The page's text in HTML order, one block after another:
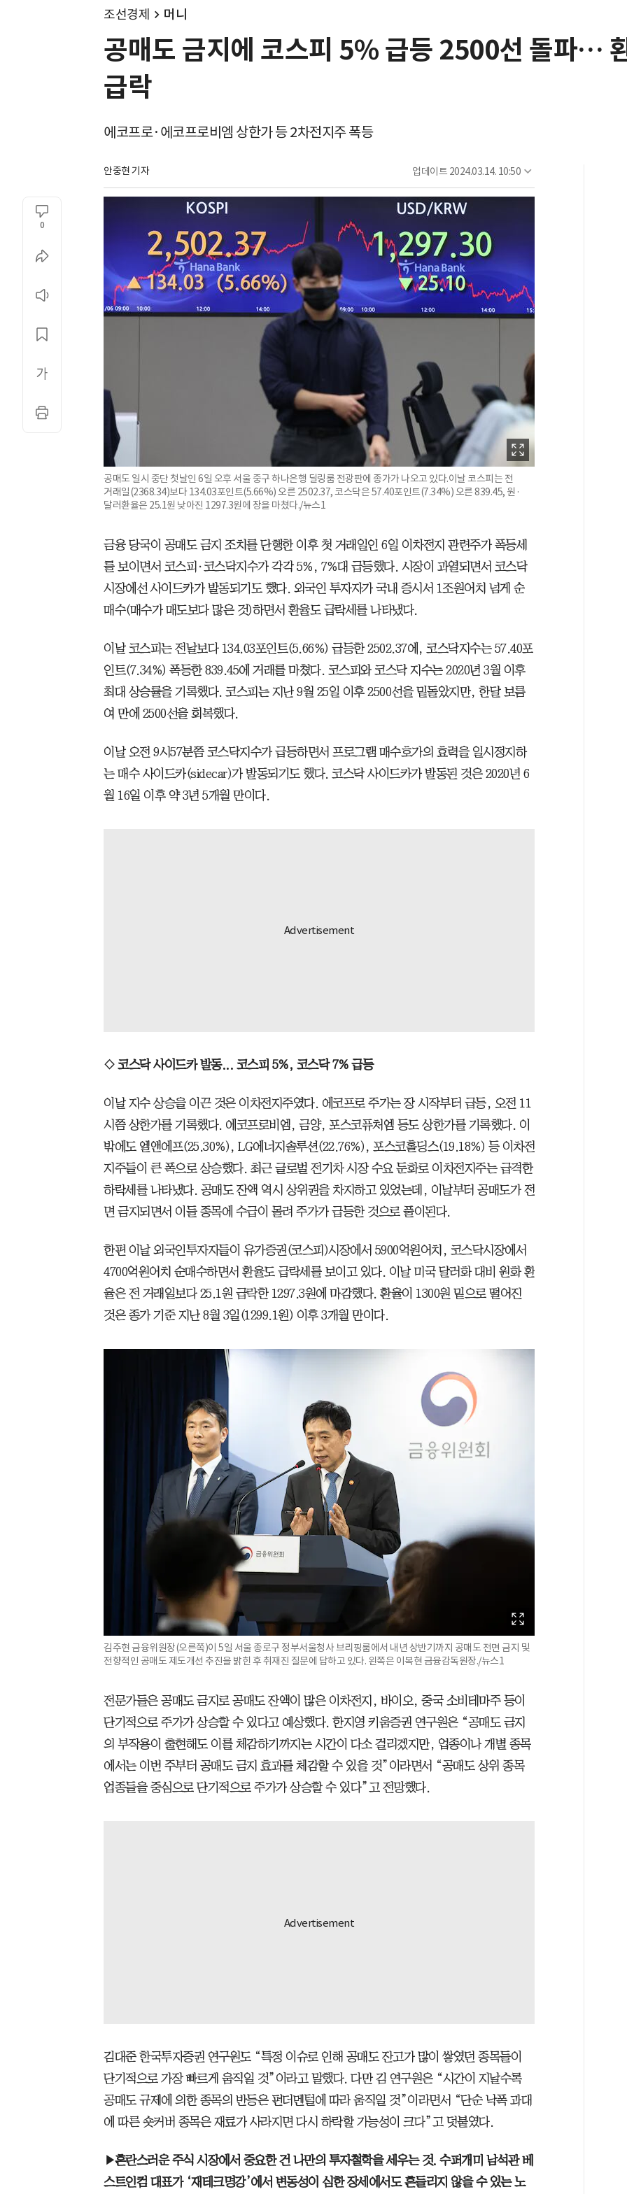
조선경제 머니
공매도 금지에 코스피 5% 급등 2500선 돌파…
급락
에코프로·에코프로비엠 상한가 등 2차전지주 폭등
안중현 기자 업데이트 2024.03.14. 10:50
0
공매도 일시 중단 첫날인 6일 오후 서울 중구 하나은행 딜링룸 전광판에 종가가 나오고 있다.이날 코스피는 전
거래일(2368.34)보다 134.03포인트(5.66%) 오른 2502.37, 코스닥은 57.40포인트(7.34%) 오른 839.45, 원·
달러환율은 25.1원 낮아진 1297.3원에 장을 마쳤다./뉴스1
금융 당국이 공매도 금지 조치를 단행한 이후 첫 거래일인 6일 이차전지 관련주가 폭등세
를 보이면서 코스피·코스닥지수가 각각 5%, 7%대 급등했다. 시장이 과열되면서 코스닥
시장에선 사이드카가 발동되기도 했다. 외국인 투자자가 국내 증시서 1조원어치 넘게 순
매수(매수가 매도보다 많은 것)하면서 환율도 급락세를 나타냈다.
이날 코스피는 전날보다 134.03포인트(5.66%) 급등한 2502.37에, 코스닥지수는 57.40포
인트(7.34%) 폭등한 839.45에 거래를 마쳤다. 코스피와 코스닥 지수는 2020년 3월 이후
최대 상승률을 기록했다. 코스피는 지난 9월 25일 이후 2500선을 밑돌았지만, 한달 보름
여 만에 2500선을 회복했다.
이날 오전 9시57분쯤 코스닥지수가 급등하면서 프로그램 매수호가의 효력을 일시정지하
는 매수 사이드카(sidecar)가 발동되기도 했다. 코스닥 사이드카가 발동된 것은 2020년 6
월 16일 이후 약 3년 5개월 만이다.
◇ 코스닥 사이드카 발동... 코스피 5%, 코스닥 7% 급등
이날 지수 상승을 이끈 것은 이차전지주였다. 에코프로 주가는 장 시작부터 급등, 오전 11
시쯤 상한가를 기록했다. 에코프로비엠, 금양, 포스코퓨처엠 등도 상한가를 기록했다. 이
밖에도 엘앤에프(25.30%), LG에너지솔루션(22.76%), 포스코홀딩스(19.18%) 등 이차전
지주들이 큰 폭으로 상승했다. 최근 글로벌 전기차 시장 수요 둔화로 이차전지주는 급격한
하락세를 나타냈다. 공매도 잔액 역시 상위권을 차지하고 있었는데, 이날부터 공매도가 전
면 금지되면서 이들 종목에 수급이 몰려 주가가 급등한 것으로 풀이된다.
한편 이날 외국인투자자들이 유가증권(코스피)시장에서 5900억원어치, 코스닥시장에서
4700억원어치 순매수하면서 환율도 급락세를 보이고 있다. 이날 미국 달러화 대비 원화 환
율은 전 거래일보다 25.1원 급락한 1297.3원에 마감했다. 환율이 1300원 밑으로 떨어진
것은 종가 기준 지난 8월 3일(1299.1원) 이후 3개월 만이다.
김주현 금융위원장(오른쪽)이 5일 서울 종로구 정부서울청사 브리핑룸에서 내년 상반기까지 공매도 전면 금지 및
전향적인 공매도 제도개선 추진을 밝힌 후 취재진 질문에 답하고 있다. 왼쪽은 이복현 금융감독원장./뉴스1
전문가들은 공매도 금지로 공매도 잔액이 많은 이차전지, 바이오, 중국 소비테마주 등이
단기적으로 주가가 상승할 수 있다고 예상했다. 한지영 키움증권 연구원은 “공매도 금지
의 부작용이 출현해도 이를 체감하기까지는 시간이 다소 걸리겠지만, 업종이나 개별 종목
에서는 이번 주부터 공매도 금지 효과를 체감할 수 있을 것”이라면서 “공매도 상위 종목
업종들을 중심으로 단기적으로 주가가 상승할 수 있다”고 전망했다.
김대준 한국투자증권 연구원도 “특정 이슈로 인해 공매도 잔고가 많이 쌓였던 종목들이
단기적으로 가장 빠르게 움직일 것”이라고 말했다. 다만 김 연구원은 “시간이 지날수록
공매도 규제에 의한 종목의 반등은 펀더멘털에 따라 움직일 것”이라면서 “단순 낙폭 과대
에 따른 숏커버 종목은 재료가 사라지면 다시 하락할 가능성이 크다”고 덧붙였다.
▶혼란스러운 주식 시장에서 중요한 건 나만의 투자철학을 세우는 것. 수퍼개미 남석관 베
스트인컴 대표가 ‘재테크명강’에서 변동성이 심한 장세에서도 흔들리지 않을 수 있는 노